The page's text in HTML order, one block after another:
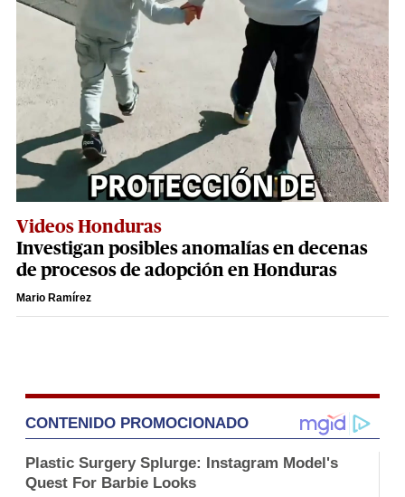
Videos Honduras
Investigan posibles anomalías en decenas
de procesos de adopción en Honduras
Mario Ramírez
CONTENIDO PROMOCIONADO
Plastic Surgery Splurge: Instagram Model's
Quest For Barbie Looks